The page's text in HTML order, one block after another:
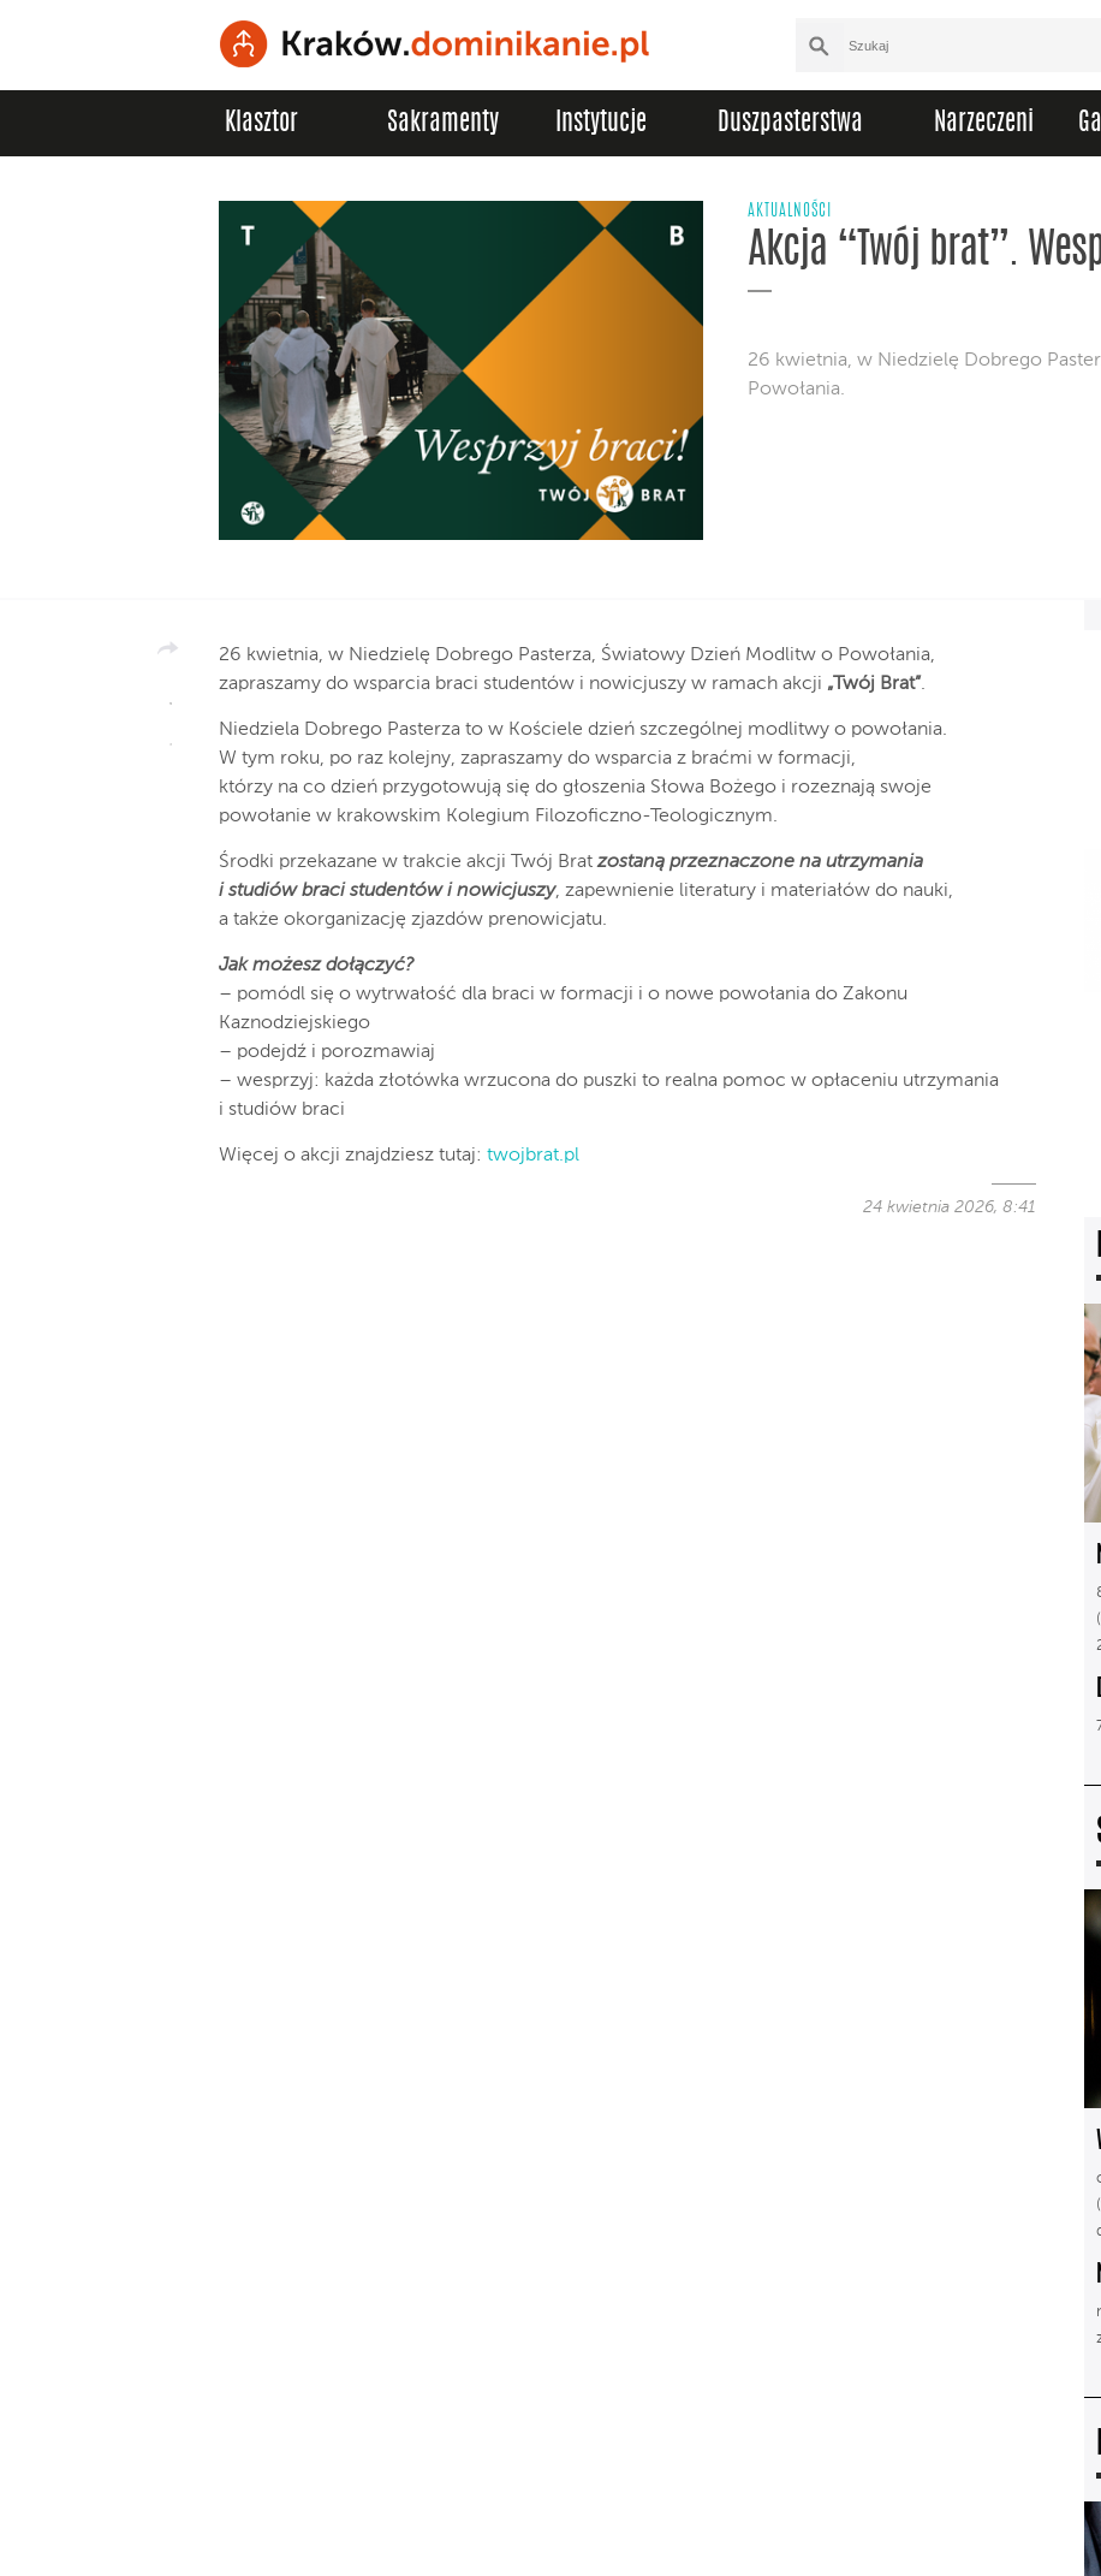
Klasztor Sakramenty Instytucje Duszpasterstwa Narzeczeni
AKTUALNOŚCI
Akcja “Twój brat”.
26 kwietnia, w Niedzielę Dobrego
Powołania.
26 kwietnia, w Niedzielę Dobrego Pasterza, Światowy Dzień Modlitw o Powołania,
zapraszamy do wsparcia braci studentów i nowicjuszy w ramach akcji „Twój Brat”.
Niedziela Dobrego Pasterza to w Kościele dzień szczególnej modlitwy o powołania.
W tym roku, po raz kolejny, zapraszamy do wsparcia z braćmi w formacji,
którzy na co dzień przygotowują się do głoszenia Słowa Bożego i rozeznają swoje
powołanie w krakowskim Kolegium Filozoficzno-Teologicznym.
Środki przekazane w trakcie akcji Twój Bratzostaną przeznaczone na utrzymania
i studiów braci studentów i nowicjuszy, zapewnienie literatury i materiałów do nauki,
a także okorganizację zjazdów prenowicjatu.
Jak możesz dołączyć?
– pomódl się o wytrwałość dla braci w formacji i o nowe powołania do Zakonu
Kaznodziejskiego
– podejdź i porozmawiaj
– wesprzyj: każda złotówka wrzucona do puszki to realna pomoc w opłaceniu utrzymania
i studiów braci
Więcej o akcji znajdziesz tutaj: twojbrat.pl
24 kwietnia 2026, 8:41